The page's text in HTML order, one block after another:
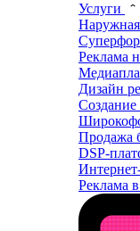
Услуги
Реклама
Дизайн
Продажа
DSP-
Реклама